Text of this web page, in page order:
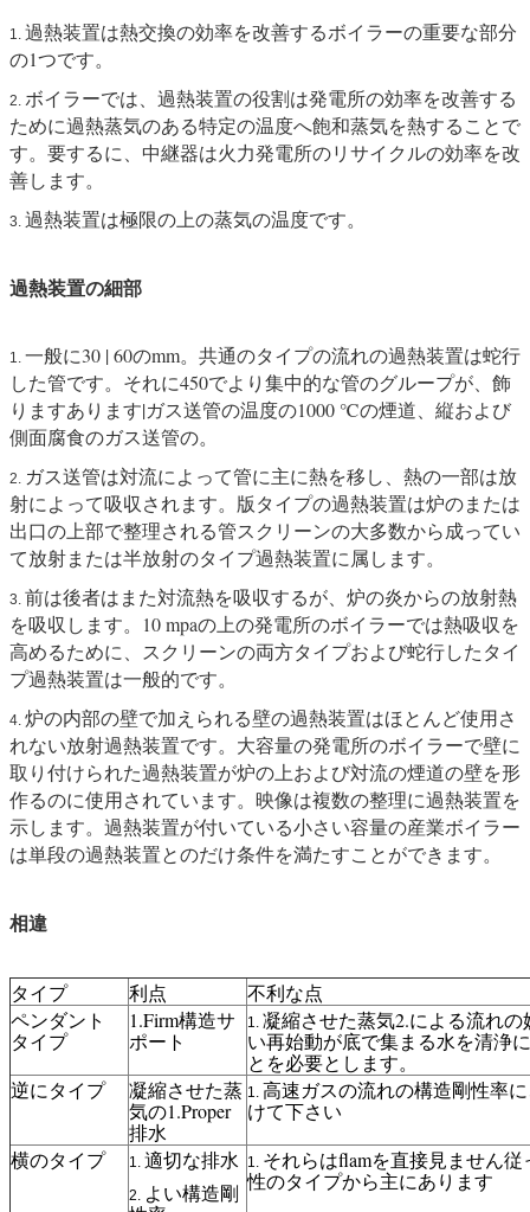
1. 過熱装置は熱交換の効率を改善するボイラーの重要な部分
の1つです。
2. ボイラーでは、過熱装置の役割は発電所の効率を改善する
ために過熱蒸気のある特定の温度へ飽和蒸気を熱することで
す。要するに、中継器は火力発電所のリサイクルの効率を改
善します。
3. 過熱装置は極限の上の蒸気の温度です。
過熱装置の細部
1. 一般に30 | 60のmm。共通のタイプの流れの過熱装置は蛇行
した管です。それに450でより集中的な管のグループが、飾
りますあります|ガス送管の温度の1000 ℃の煙道、縦および
側面腐食のガス送管の。
2. ガス送管は対流によって管に主に熱を移し、熱の一部は放
射によって吸収されます。版タイプの過熱装置は炉のまたは
出口の上部で整理される管スクリーンの大多数から成ってい
て放射または半放射のタイプ過熱装置に属します。
3. 前は後者はまた対流熱を吸収するが、炉の炎からの放射熱
を吸収します。10 mpaの上の発電所のボイラーでは熱吸収を
高めるために、スクリーンの両方タイプおよび蛇行したタイ
プ過熱装置は一般的です。
4. 炉の内部の壁で加えられる壁の過熱装置はほとんど使用さ
れない放射過熱装置です。大容量の発電所のボイラーで壁に
取り付けられた過熱装置が炉の上および対流の煙道の壁を形
作るのに使用されています。映像は複数の整理に過熱装置を
示します。過熱装置が付いている小さい容量の産業ボイラー
は単段の過熱装置とのだけ条件を満たすことができます。
相違
タイプ 利点
不利な点
ペンダント
タイプ
1.Firm構造サ
ポート
1. 凝縮させた蒸気2.による流れの
い再始動が底で集まる水を清浄
とを必要とします。
逆にタイプ
凝縮させた蒸
気の1.Proper
排水
1. 高速ガスの流れの構造剛性率
けて下さい
横のタイプ
1. 適切な排水
2. よい構造剛
1. それらはflamを直接見ません従
性のタイプから主にあります